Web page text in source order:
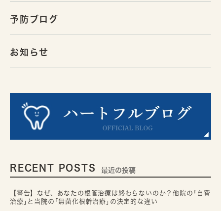
予防ブログ
お知らせ
RECENT POSTS 最近の投稿
【警告】なぜ、あなたの根管治療は終わらないのか？他院の｢自費
治療｣と当院の｢無菌化根幹治療｣の決定的な違い